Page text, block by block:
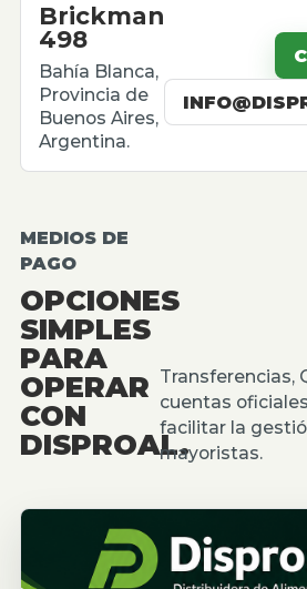
Brickman
498
Bahía Blanca,
Provincia de
Buenos Aires,
Argentina.
MEDIOS DE
PAGO
OPCIONES
SIMPLES
PARA
OPERAR
CON
DISPROAL.
Transferencias,
cuentas
facilitar la
mayoristas.